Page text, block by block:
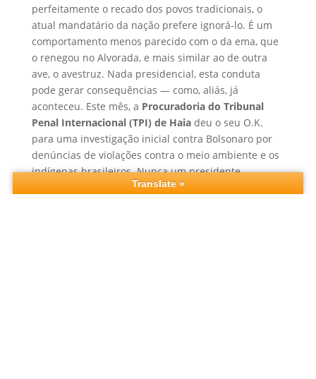
perfeitamente o recado dos povos tradicionais, o
atual mandatário da nação prefere ignorá-lo. É um
comportamento menos parecido com o da ema, que
o renegou no Alvorada, e mais similar ao de outra
ave, o avestruz. Nada presidencial, esta conduta
pode gerar consequências — como, aliás, já
aconteceu. Este mês, a Procuradoria do Tribunal
Penal Internacional (TPI) de Haiadeu o seu O.K.
para uma investigação inicial contra Bolsonaro por
denúncias de violações contra o meio ambiente e os
indígenas brasileiros. Nunca um presidente
brasileiro tinha chegado a este estágio. E a primeira